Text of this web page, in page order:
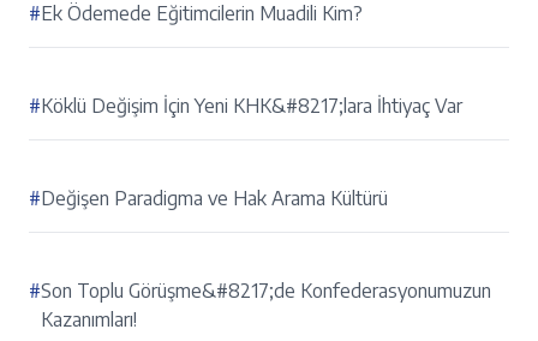
#Ek Ödemede Eğitimcilerin Muadili Kim?
#Köklü Değişim İçin Yeni KHK&#8217;lara İhtiyaç Var
#Değişen Paradigma ve Hak Arama Kültürü
#Son Toplu Görüşme&#8217;de Konfederasyonumuzun
Kazanımları!